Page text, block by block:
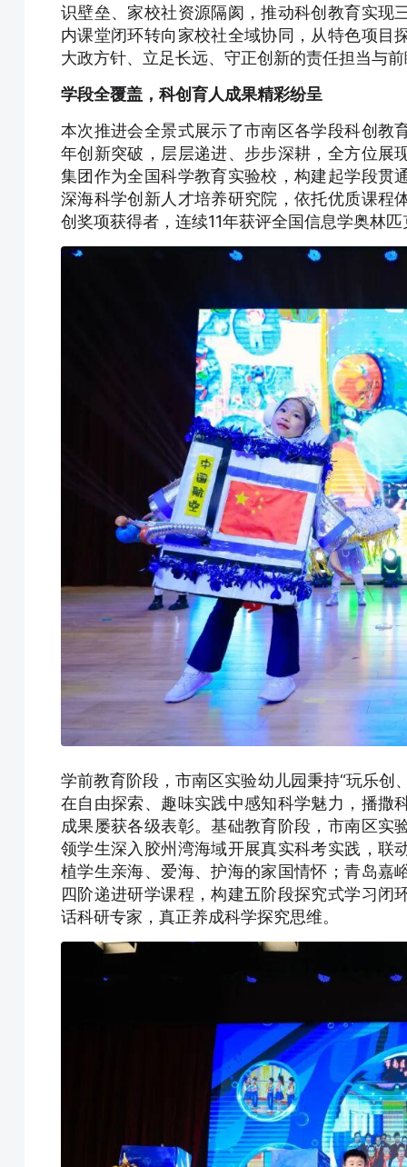
识壁垒、家校社资源隔阂，推动科创教育实现
内课堂闭环转向家校社全域协同，从特色项目
大政方针、立足长远、守正创新的责任担当与
学段全覆盖，科创育人成果精彩纷呈
本次推进会全景式展示了市南区各学段科创教
年创新突破，层层递进、步步深耕，全方位展
集团作为全国科学教育实验校，构建起学段贯
深海科学创新人才培养研究院，依托优质课程
创奖项获得者，连续11年获评全国信息学奥林
学前教育阶段，市南区实验幼儿园秉持“玩乐创
在自由探索、趣味实践中感知科学魅力，播撒
成果屡获各级表彰。基础教育阶段，市南区实
领学生深入胶州湾海域开展真实科考实践，联
植学生亲海、爱海、护海的家国情怀；青岛嘉
四阶递进研学课程，构建五阶段探究式学习闭
话科研专家，真正养成科学探究思维。